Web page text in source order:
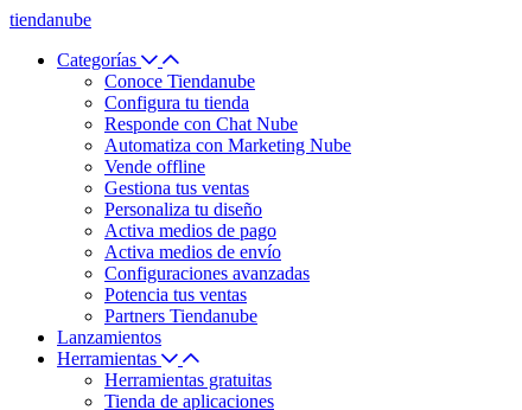
tiendanube
Categorías
Conoce Tiendanube
Configura tu tienda
Responde con Chat Nube
Automatiza con Marketing Nube
Vende offline
Gestiona tus ventas
Personaliza tu diseño
Activa medios de pago
Activa medios de envío
Configuraciones avanzadas
Potencia tus ventas
Partners Tiendanube
Lanzamientos
Herramientas
Herramientas gratuitas
Tienda de aplicaciones